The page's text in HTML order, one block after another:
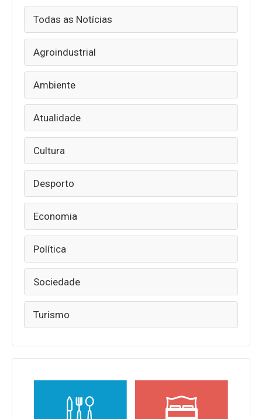
Todas as Notícias
Agroindustrial
Ambiente
Atualidade
Cultura
Desporto
Economia
Política
Sociedade
Turismo